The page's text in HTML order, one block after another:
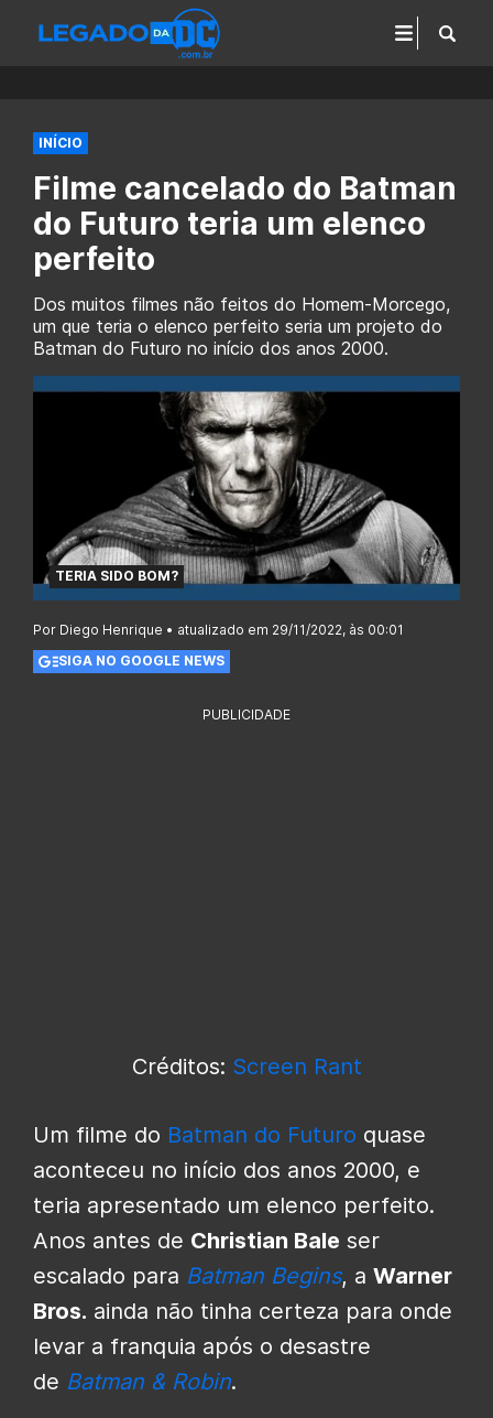
INÍCIO
Filme cancelado do Batman
do Futuro teria um elenco
perfeito
Dos muitos filmes não feitos do Homem-Morcego,
um que teria o elenco perfeito seria um projeto do
Batman do Futuro no início dos anos 2000.
TERIA SIDO BOM?
Por Diego Henrique • atualizado em 29/11/2022, às 00:01
SIGA NO GOOGLE NEWS
PUBLICIDADE
Créditos: Screen Rant
Um filme do Batman do Futuro quase
aconteceu no início dos anos 2000, e
teria apresentado um elenco perfeito.
Anos antes de Christian Bale ser
escalado para Batman Begins, a Warner
Bros. ainda não tinha certeza para onde
levar a franquia após o desastre
de Batman & Robin.